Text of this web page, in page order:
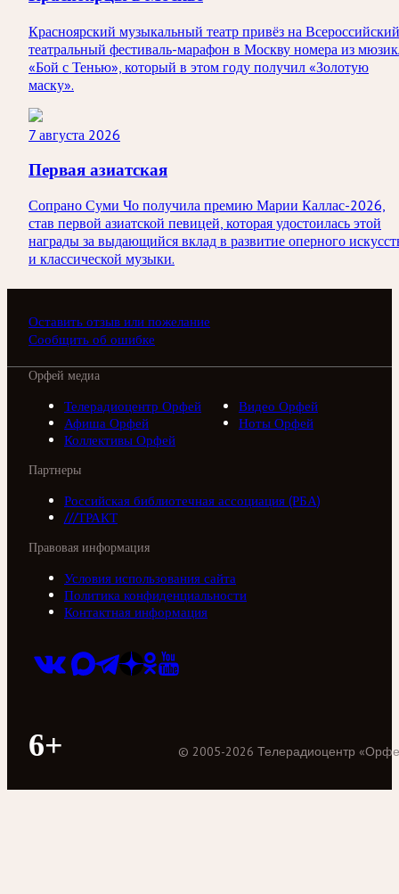
Красноярский музыкальный театр привёз на Всероссийский
театральный фестиваль-марафон в Москву номера из
«Бой с Тенью», который в этом году получил «Золотую
маску».
7 августа 2026
Первая азиатская
Сопрано Суми Чо получила премию Марии Каллас-2026,
став первой азиатской певицей, которая удостоилась этой
награды за выдающийся вклад в развитие оперного
и классической музыки.
Оставить отзыв или пожелание
Сообщить об ошибке
Орфей медиа
Телерадиоцентр Орфей
Видео Орфей
Афиша Орфей
Ноты Орфей
Коллективы Орфей
Партнеры
Российская библиотечная ассоциация (РБА)
///ТРАКТ
Правовая информация
Условия использования сайта
Политика конфиденциальности
Контактная информация
6+ © 2005-2026 Телерадиоцентр